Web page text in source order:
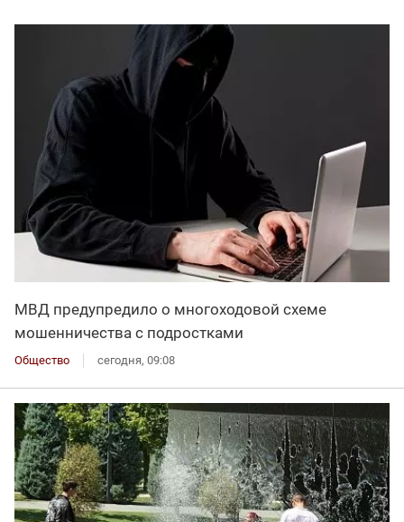
МВД предупредило о многоходовой схеме
мошенничества с подростками
Общество сегодня, 09:08